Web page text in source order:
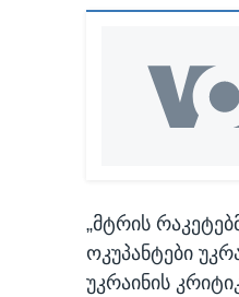
„მტრის
ოკუპანტები
უკრაინის